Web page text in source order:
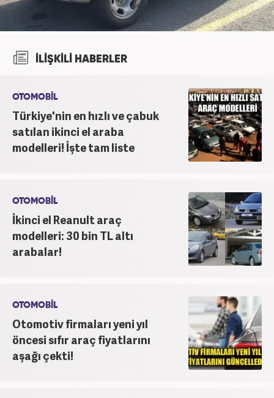
İLİŞKİLİ HABERLER
OTOMOBİL
Türkiye'nin en hızlı ve çabuk
satılan ikinci el araba
modelleri! İşte tam liste
OTOMOBİL
İkinci el Reanult araç
modelleri: 30 bin TL altı
arabalar!
OTOMOBİL
Otomotiv firmaları yeni yıl
öncesi sıfır araç fiyatlarını
aşağı çekti!